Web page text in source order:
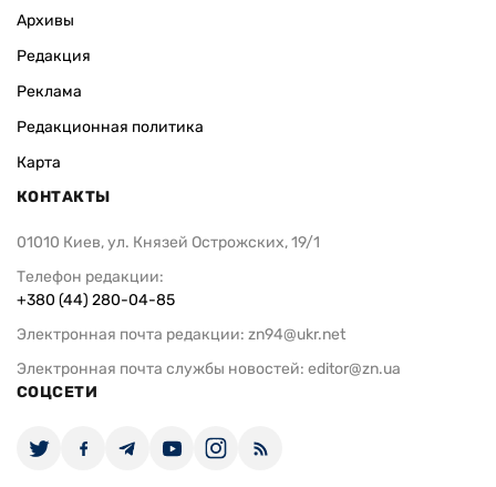
Архивы
Редакция
Реклама
Редакционная политика
Карта
КОНТАКТЫ
01010 Киев, ул. Князей Острожских, 19/1
Телефон редакции:
+380 (44) 280-04-85
Электронная почта редакции: zn94@ukr.net
Электронная почта службы новостей: editor@zn.ua
СОЦСЕТИ